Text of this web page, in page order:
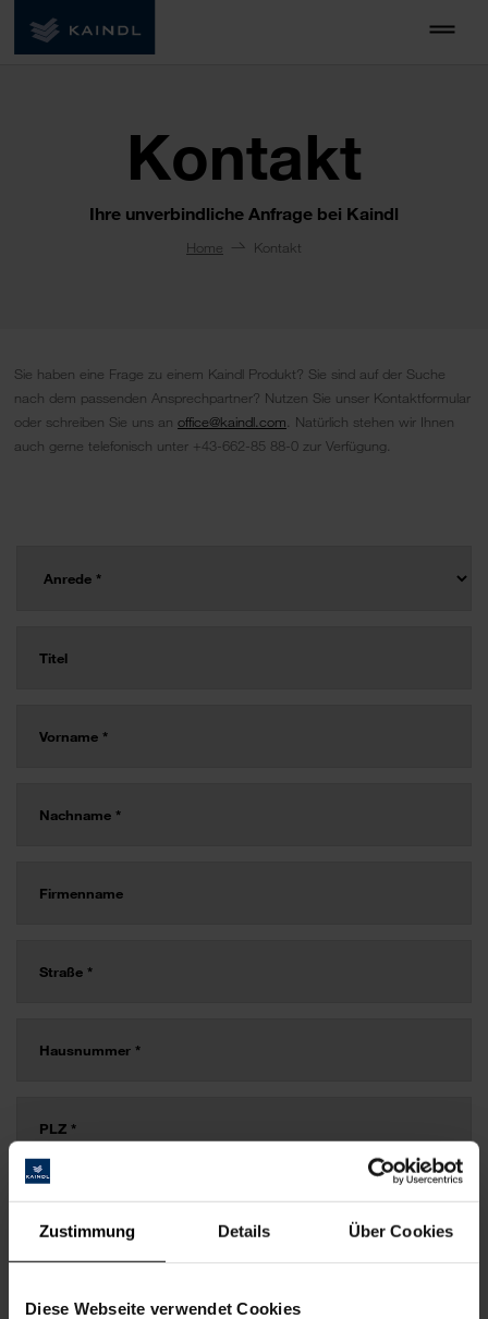
Zustimmung Details Über Cookies
Diese Webseite verwendet Cookies
Kontakt
Ihre unverbindliche Anfrage bei Kaindl
Home Kontakt
Sie haben eine Frage zu einem Kaindl Produkt? Sie sind auf der Suche
nach dem passenden Ansprechpartner? Nutzen Sie unser Kontaktformular
oder schreiben Sie uns an office@kaindl.com . Natürlich stehen wir Ihnen
auch gerne telefonisch unter +43-662-85 88-0 zur Verfügung.